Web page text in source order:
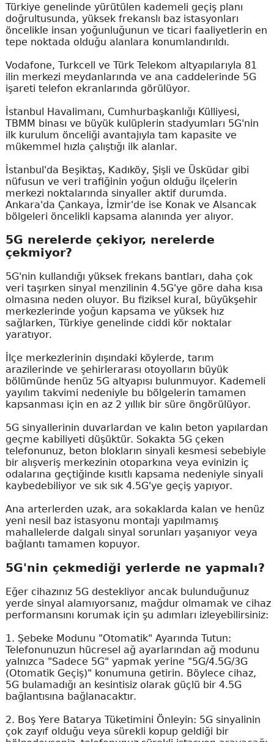
Türkiye genelinde yürütülen kademeli geçiş planı
doğrultusunda, yüksek frekanslı baz istasyonları
öncelikle insan yoğunluğunun ve ticari faaliyetlerin en
tepe noktada olduğu alanlara konumlandırıldı.
Vodafone, Turkcell ve Türk Telekom altyapılarıyla 81
ilin merkezi meydanlarında ve ana caddelerinde 5G
işareti telefon ekranlarında görülüyor.
İstanbul Havalimanı, Cumhurbaşkanlığı Külliyesi,
TBMM binası ve büyük kulüplerin stadyumları 5G'nin
ilk kurulum önceliği avantajıyla tam kapasite ve
mükemmel hızla çalıştığı ilk alanlar.
İstanbul'da Beşiktaş, Kadıköy, Şişli ve Üsküdar gibi
nüfusun ve veri trafiğinin yoğun olduğu ilçelerin
merkezi noktalarında sinyaller aktif durumda.
Ankara'da Çankaya, İzmir'de ise Konak ve Alsancak
bölgeleri öncelikli kapsama alanında yer alıyor.
5G nerelerde çekiyor, nerelerde
çekmiyor?
5G'nin kullandığı yüksek frekans bantları, daha çok
veri taşırken sinyal menzilinin 4.5G'ye göre daha kısa
olmasına neden oluyor. Bu fiziksel kural, büyükşehir
merkezlerinde yoğun kapsama ve yüksek hız
sağlarken, Türkiye genelinde ciddi kör noktalar
yaratıyor.
İlçe merkezlerinin dışındaki köylerde, tarım
arazilerinde ve şehirlerarası otoyolların büyük
bölümünde henüz 5G altyapısı bulunmuyor. Kademeli
yayılım takvimi nedeniyle bu bölgelerin tamamen
kapsanması için en az 2 yıllık bir süre öngörülüyor.
5G sinyallerinin duvarlardan ve kalın beton yapılardan
geçme kabiliyeti düşüktür. Sokakta 5G çeken
telefonunuz, beton blokların sinyali kesmesi sebebiyle
bir alışveriş merkezinin otoparkına veya evinizin iç
odalarına geçtiğinde kısıtlı kapsama nedeniyle sinyali
kaybedebiliyor ve sık sık 4.5G'ye geçiş yapıyor.
Ana arterlerden uzak, ara sokaklarda kalan ve henüz
yeni nesil baz istasyonu montajı yapılmamış
mahallelerde dalgalı sinyal sorunları yaşanıyor veya
bağlantı tamamen kopuyor.
5G'nin çekmediği yerlerde ne yapmalı?
Eğer cihazınız 5G destekliyor ancak bulunduğunuz
yerde sinyal alamıyorsanız, mağdur olmamak ve cihaz
performansını korumak için şu adımları izleyebilirsiniz:
1. Şebeke Modunu "Otomatik" Ayarında Tutun:
Telefonunuzun hücresel ağ ayarlarından ağ modunu
yalnızca "Sadece 5G" yapmak yerine "5G/4.5G/3G
(Otomatik Geçiş)" konumuna getirin. Böylece cihaz,
5G bulamadığı an kesintisiz olarak güçlü bir 4.5G
bağlantısına bağlanacaktır.
2. Boş Yere Batarya Tüketimini Önleyin: 5G sinyalinin
çok zayıf olduğu veya sürekli kopup geldiği bir